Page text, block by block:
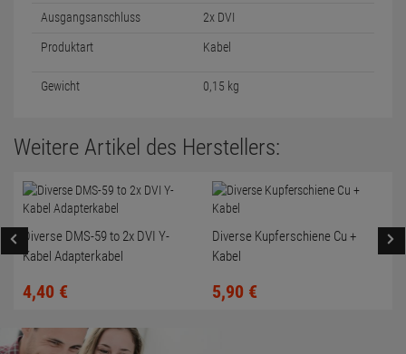
Ausgangsanschluss 2x DVI
Produktart Kabel
Gewicht 0,15 kg
Weitere Artikel des Herstellers:
Diverse DMS-59 to 2x DVI Y-
Kabel Adapterkabel
4,40 €
Diverse Kupferschiene Cu +
Kabel
5,90 €